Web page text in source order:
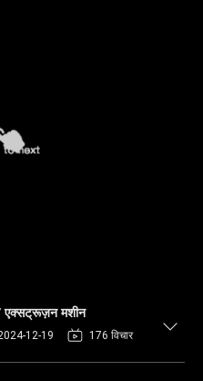
/ एक्सट्रूज़न मशीन
12-19 176 विचार